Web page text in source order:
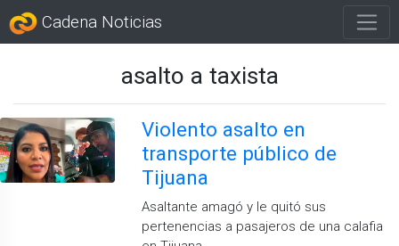
Cadena Noticias
asalto a taxista
Violento asalto en
transporte público de
Tijuana
Asaltante amagó y le quitó sus
pertenencias a pasajeros de una calafia